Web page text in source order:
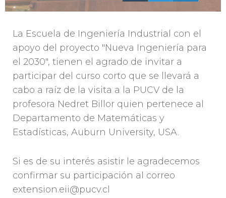
La Escuela de Ingeniería Industrial con el
apoyo del proyecto "Nueva Ingeniería para
el 2030", tienen el agrado de invitar a
participar del curso corto que se llevará a
cabo a raíz de la visita a la PUCV de la
profesora Nedret Billor quien pertenece al
Departamento de Matemáticas y
Estadísticas, Auburn University, USA.
Si es de su interés asistir le agradecemos
confirmar su participación al correo
extension.eii@pucv.cl